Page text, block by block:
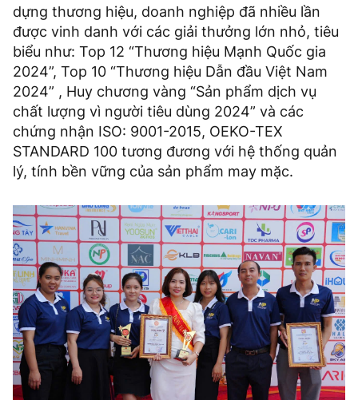
dựng thương hiệu, doanh nghiệp đã nhiều lần
được vinh danh với các giải thưởng lớn nhỏ, tiêu
biểu như: Top 12 “Thương hiệu Mạnh Quốc gia
2024”, Top 10 “Thương hiệu Dẫn đầu Việt Nam
2024” , Huy chương vàng “Sản phẩm dịch vụ
chất lượng vì người tiêu dùng 2024” và các
chứng nhận ISO: 9001-2015, OEKO-TEX
STANDARD 100 tương đương với hệ thống quản
lý, tính bền vững của sản phẩm may mặc.